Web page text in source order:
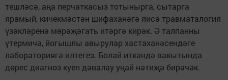
тешләсә, аңа перчаткасыз тотынырга, сытарга
ярамый, кичекмәстән шифаханәгә яисә травматалогия
үзәкләренә мөрәҗәгать итәргә кирәк. Ә талпанны
үтермичә, йогышлы авырулар хастаханәсендәге
лабораториягә илтегез. Болай иткәндә вакытында
дөрес диагноз куеп дәвалау уңай нәтиҗә бирәчәк.